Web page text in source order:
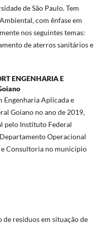
de São Paulo. Tem
com ênfase em
nos seguintes temas:
de aterros sanitários e
ENGENHARIA E
Engenharia Aplicada e
Goiano no ano de 2019,
pelo Instituto Federal
Operacional
e Consultoria no município
de resíduos em situação de